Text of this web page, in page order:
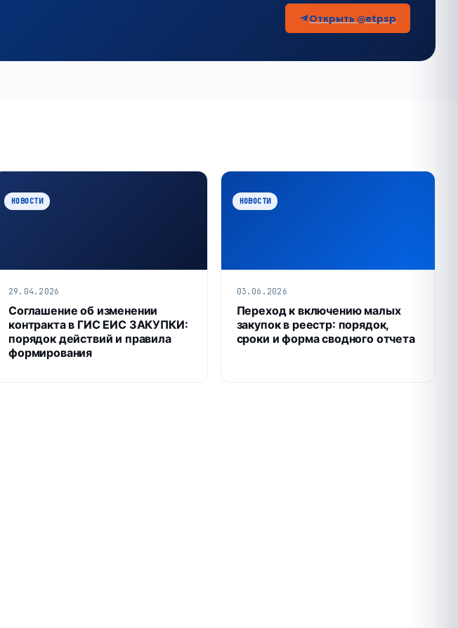
Открыть @etpsp
НОВОСТИ
29.04.2026
Соглашение об изменении
контракта в ГИС ЕИС ЗАКУПКИ:
порядок действий и правила
формирования
НОВОСТИ
03.06.2026
Переход к включению малых
закупок в реестр: порядок,
сроки и форма сводного отчета